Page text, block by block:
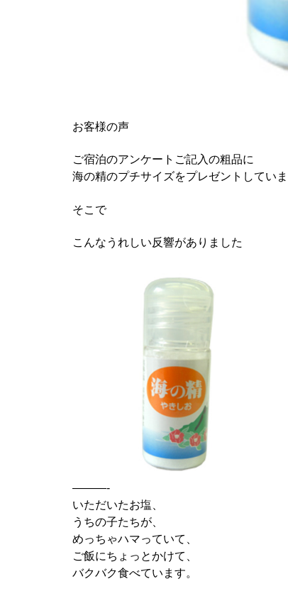
お客様の声
ご宿泊のアンケートご記入の粗品に
海の精のプチサイズをプレゼントしてい
そこで
こんなうれしい反響がありました
———-
いただいたお塩、
うちの子たちが、
めっちゃハマっていて、
ご飯にちょっとかけて、
バクバク食べています。